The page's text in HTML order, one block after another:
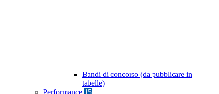
Bandi di concorso (da pubblicare in
tabelle)
Performance 15